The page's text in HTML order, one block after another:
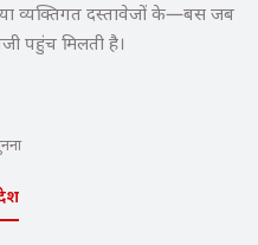
या व्यक्तिगत दस्तावेजों के—बस जब
पहुंच मिलती है।